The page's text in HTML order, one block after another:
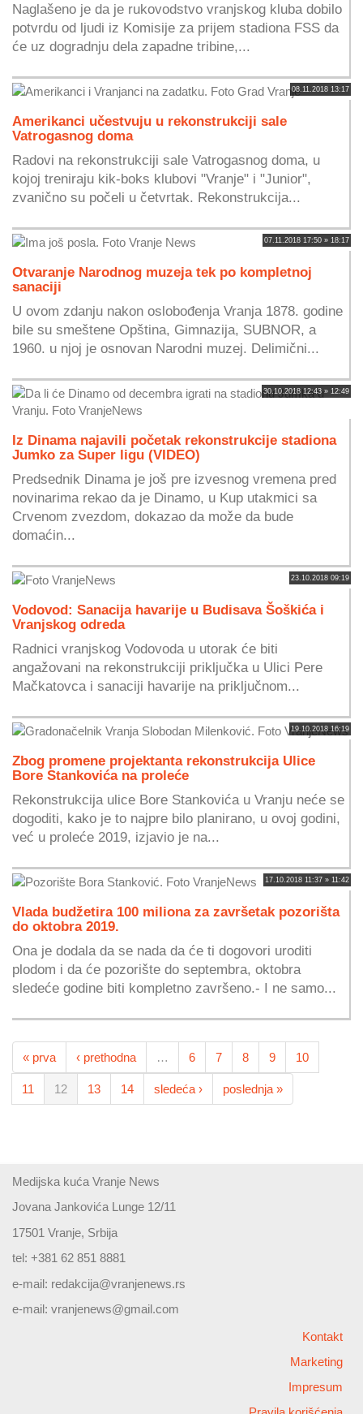
Naglašeno je da je rukovodstvo vranjskog kluba dobilo
potvrdu od ljudi iz Komisije za prijem stadiona FSS da
će uz dogradnju dela zapadne tribine,...
08.11.2018 13:17
Amerikanci učestvuju u rekonstrukciji sale
Vatrogasnog doma
Radovi na rekonstrukciji sale Vatrogasnog doma, u
kojoj treniraju kik-boks klubovi "Vranje" i "Junior",
zvanično su počeli u četvrtak. Rekonstrukcija...
07.11.2018 17:50 » 18:17
Otvaranje Narodnog muzeja tek po kompletnoj
sanaciji
U ovom zdanju nakon oslobođenja Vranja 1878. godine
bile su smeštene Opština, Gimnazija, SUBNOR, a
1960. u njoj je osnovan Narodni muzej. Delimični...
30.10.2018 12:43 » 12:49
Iz Dinama najavili početak rekonstrukcije stadiona
Jumko za Super ligu (VIDEO)
Predsednik Dinama je još pre izvesnog vremena pred
novinarima rekao da je Dinamo, u Kup utakmici sa
Crvenom zvezdom, dokazao da može da bude
domaćin...
23.10.2018 09:19
Vodovod: Sanacija havarije u Budisava Šoškića i
Vranjskog odreda
Radnici vranjskog Vodovoda u utorak će biti
angažovani na rekonstrukciji priključka u Ulici Pere
Mačkatovca i sanaciji havarije na priključnom...
19.10.2018 16:19
Zbog promene projektanta rekonstrukcija Ulice
Bore Stankovića na proleće
Rekonstrukcija ulice Bore Stankovića u Vranju neće se
dogoditi, kako je to najpre bilo planirano, u ovoj godini,
već u proleće 2019, izjavio je na...
17.10.2018 11:37 » 11:42
Vlada budžetira 100 miliona za završetak pozorišta
do oktobra 2019.
Ona je dodala da se nada da će ti dogovori uroditi
plodom i da će pozorište do septembra, oktobra
sledeće godine biti kompletno završeno.- I ne samo...
« prva ‹ prethodna … 6 7 8 9 10
11 12 13 14 sledeća › poslednja »
Medijska kuća Vranje News
Jovana Jankovića Lunge 12/11
17501 Vranje, Srbija
tel: +381 62 851 8881
e-mail: redakcija@vranjenews.rs
e-mail: vranjenews@gmail.com
Kontakt
Marketing
Impresum